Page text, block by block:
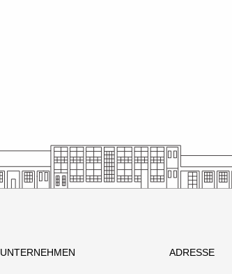
UNTERNEHMEN ADRESSE